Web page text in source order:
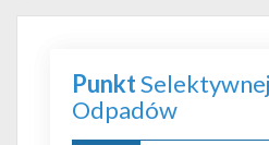
Punkt
Odpadów